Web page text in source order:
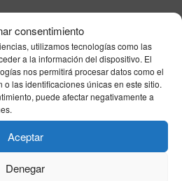
consentimiento
utilizamos tecnologías como las
a la información del dispositivo. El
nos permitirá procesar datos como el
las identificaciones únicas en este sitio.
puede afectar negativamente a
Aceptar
Denegar
maniobras a Almería
entre la UGR y el Ejército de Tierra
del combatiente
se interesa en el Congreso por el
de la desamortización militar